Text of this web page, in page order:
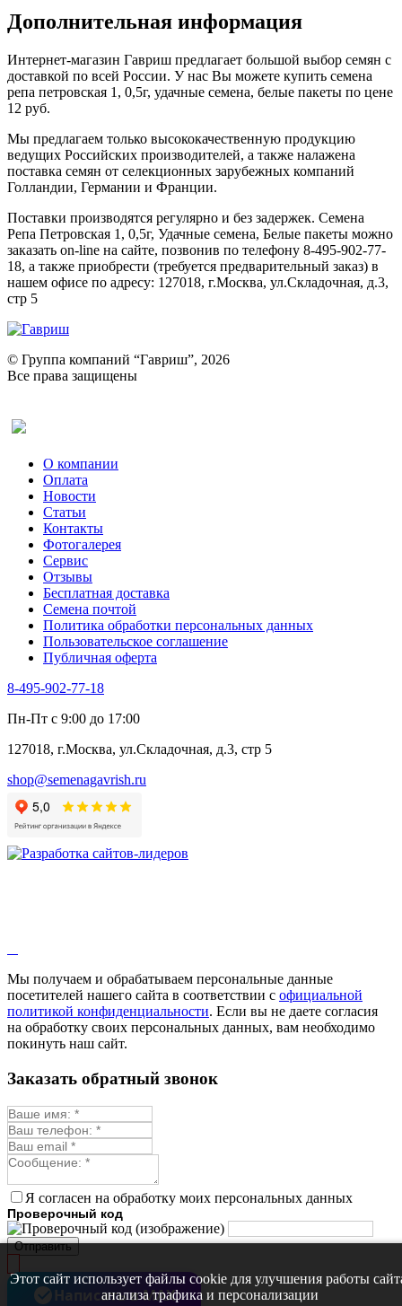
Дополнительная информация
Интернет-магазин Гавриш предлагает большой выбор семян с
доставкой по всей России. У нас Вы можете купить семена
репа петровская 1, 0,5г, удачные семена, белые пакеты по цене
12 руб.
Мы предлагаем только высококачественную продукцию
ведущих Российских производителей, а также налажена
поставка семян от селекционных зарубежных компаний
Голландии, Германии и Франции.
Поставки производятся регулярно и без задержек. Семена
Репа Петровская 1, 0,5г, Удачные семена, Белые пакеты можно
заказать on-line на сайте, позвонив по телефону 8-495-902-77-
18, а также приобрести (требуется предварительный заказ) в
нашем офисе по адресу: 127018, г.Москва, ул.Складочная, д.3,
стр 5
© Группа компаний “Гавриш”, 2026
Все права защищены
О компании
Оплата
Новости
Статьи
Контакты
Фотогалерея​
Сервис
Отзывы
Бесплатная доставка
Семена почтой
Политика обработки персональных данных
Пользовательское соглашение
Публичная оферта
8-495-902-77-18
Пн-Пт с 9:00 до 17:00
127018, г.Москва, ул.Складочная, д.3, стр 5
shop@semenagavrish.ru
Мы получаем и обрабатываем персональные данные
посетителей нашего сайта в соответствии с официальной
политикой конфиденциальности. Если вы не даете согласия
на обработку своих персональных данных, вам необходимо
покинуть наш сайт.
Этот сайт использует файлы cookie для улучшения работы
анализа трафика и персонализации
Заказать обратный звонок
Я согласен на обработку моих персональных данных
Проверочный код
Отправить
Написать в MAX